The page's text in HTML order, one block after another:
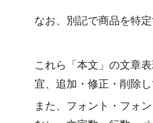
なお、別記で商品を特
これら「本文」の文章
宜、追加・修正・削除し
また、フォント・フォ